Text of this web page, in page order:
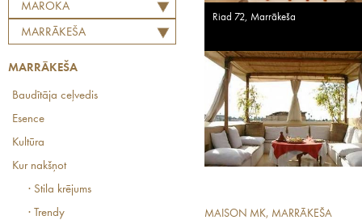
MAROKA
MARRĀKEŠA
MARRĀKEŠA
Baudītāja ceļvedis
Esence
Kultūra
Kur nakšņot
· Stila krējums
· Trendy
Riad 72, Marrākeša
MAISON MK, MARRĀKEŠA